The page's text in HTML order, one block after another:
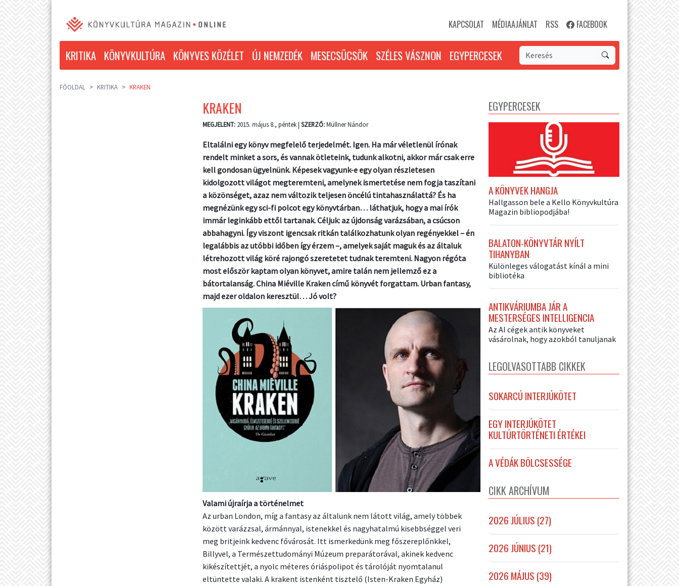
KAPCSOLAT MÉDIAAJÁNLAT RSS FACEBOOK
KRITIKA KÖNYVKULTÚRA KÖNYVES KÖZÉLET ÚJ NEMZEDÉK MESECSÜCSÖK SZÉLES VÁSZNON EGYPERCESEK
FŐOLDAL KRITIKA KRAKEN
KRAKEN
MEGJELENT: 2015. május 8., péntek | SZERZŐ:Müllner Nándor
Eltalálni egy könyv megfelelő terjedelmét. Igen. Ha már véletlenül írónak
rendelt minket a sors, és vannak ötleteink, tudunk alkotni, akkor már csak erre
kell gondosan ügyelnünk. Képesek vagyunk-e egy olyan részletesen
kidolgozott világot megteremteni, amelynek ismertetése nem fogja taszítani
a közönséget, azaz nem változik teljesen öncélú tintahasználattá? És ha
megnézünk egy sci-fi polcot egy könyvtárban… láthatjuk, hogy a mai írók
immár leginkább ettől tartanak. Céljuk: az újdonság varázsában, a csúcson
abbahagyni. Így viszont igencsak ritkán találkozhatunk olyan regényekkel – én
legalábbis az utóbbi időben így érzem –, amelyek saját maguk és az általuk
létrehozott világ köré rajongó szeretetet tudnak teremteni. Nagyon régóta
most először kaptam olyan könyvet, amire talán nem jellemző ez a
bátortalanság. China Miéville Kraken című könyvét forgattam. Urban fantasy,
majd ezer oldalon keresztül… Jó volt?
Valami újraírja a történelmet
Az urban London, míg a fantasy az általunk nem látott világ, amely többek
között varázzsal, ármánnyal, istenekkel és nagyhatalmú kisebbséggel veri
meg britjeink kedvenc fővárosát. Itt ismerkedünk meg főszereplőnkkel,
Billyvel, a Természettudományi Múzeum preparátorával, akinek kedvenc
kikészítettjét, a nyolc méteres óriáspolipot és tárolóját nyomtalanul
eltüntette valaki. A krakent istenként tisztelő (Isten-Kraken Egyház)
EGYPERCESEK
A KÖNYVEK HANGJA
Hallgasson bele a Kello Könyvkultúra
Magazin bibliopodjába!
BALATON-KÖNYVTÁR NYÍLT
TIHANYBAN
Különleges válogatást kínál a mini
bibliotéka
ANTIKVÁRIUMBA JÁR A
MESTERSÉGES INTELLIGENCIA
Az AI cégek antik könyveket
vásárolnak, hogy azokból tanuljanak
LEGOLVASOTTABB CIKKEK
SOKARCÚ INTERJÚKÖTET
EGY INTERJÚKÖTET
KULTÚRTÖRTÉNETI ÉRTÉKEI
A VÉDÁK BÖLCSESSÉGE
CIKK ARCHÍVUM
2026 JÚLIUS (27)
2026 JÚNIUS (21)
2026 MÁJUS (39)